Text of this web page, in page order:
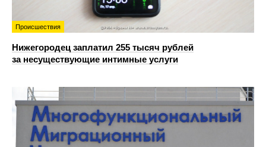
Происшествия
Нижегородец заплатил 255 тысяч рублей
за несуществующие интимные услуги